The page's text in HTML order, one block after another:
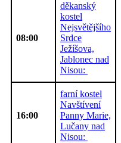
08:00
děkanský
kostel
Nejsvětějšího
Srdce
Ježíšova,
Jablonec nad
Nisou:
16:00
farní kostel
Navštívení
Panny Marie,
Lučany nad
Nisou: